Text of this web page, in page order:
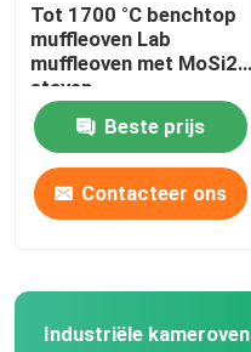
Tot 1700 °C benchtop
muffleoven Lab
muffleoven met MoSi2
staven
Beste prijs
Contacteer ons
Industriële kameroven